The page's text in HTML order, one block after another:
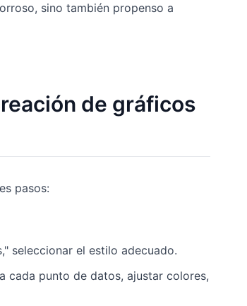
sino también propenso a
de gráficos
pasos:
seleccionar el estilo adecuado.
cada punto de datos, ajustar colores,